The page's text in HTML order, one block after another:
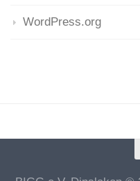
WordPress.org